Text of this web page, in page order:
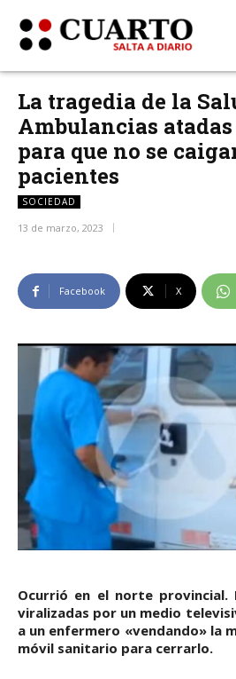
La tragedia de la
Ambulancias
para que no se
pacientes
SOCIEDAD
13 de marzo, 2023
Facebook X
Ocurrió en el norte provincial.
viralizadas por un medio
a un enfermero «vendando» la
móvil sanitario para cerrarlo.